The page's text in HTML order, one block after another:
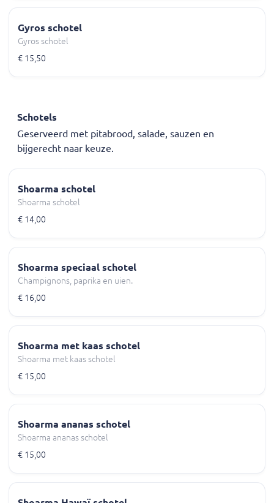
Gyros schotel
Gyros schotel
€ 15,50
Schotels
Geserveerd met pitabrood, salade, sauzen en
bijgerecht naar keuze.
Shoarma schotel
Shoarma schotel
€ 14,00
Shoarma speciaal schotel
Champignons, paprika en uien.
€ 16,00
Shoarma met kaas schotel
Shoarma met kaas schotel
€ 15,00
Shoarma ananas schotel
Shoarma ananas schotel
€ 15,00